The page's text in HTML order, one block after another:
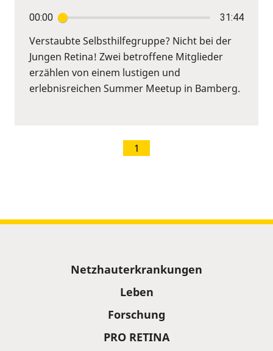
00:00 31:44
Verstaubte Selbsthilfegruppe? Nicht bei der
Jungen Retina! Zwei betroffene Mitglieder
erzählen von einem lustigen und
erlebnisreichen Summer Meetup in Bamberg.
1
Netzhauterkrankungen
Leben
Forschung
PRO RETINA